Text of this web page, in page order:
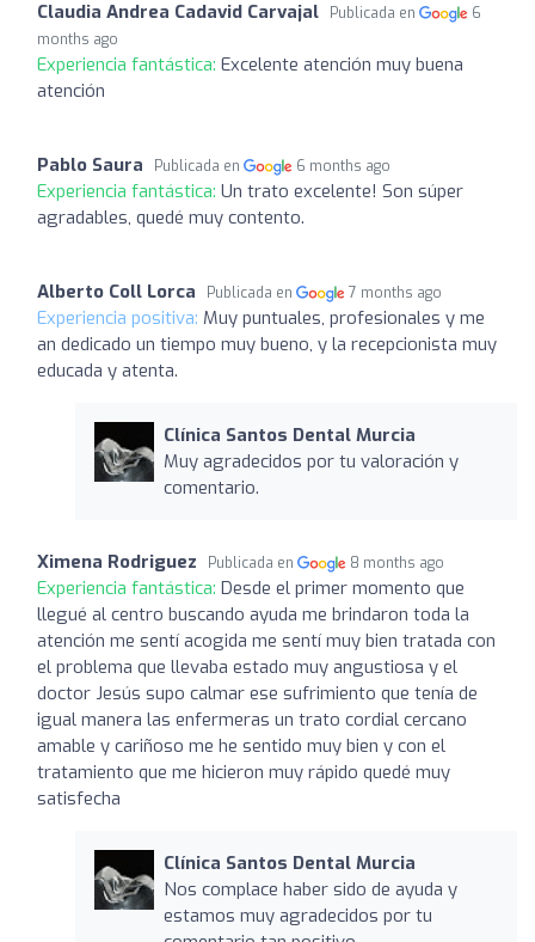
Claudia Andrea Cadavid Carvajal Publicada en
6
months ago
Experiencia fantástica: Excelente atención muy buena
atención
Pablo Saura Publicada en 6 months ago
Experiencia fantástica: Un trato excelente! Son súper
agradables, quedé muy contento.
Alberto Coll Lorca Publicada en 7 months ago
Experiencia positiva: Muy puntuales, profesionales y me
an dedicado un tiempo muy bueno, y la recepcionista muy
educada y atenta.
Clínica Santos Dental Murcia
Muy agradecidos por tu valoración y
comentario.
Ximena Rodriguez Publicada en 8 months ago
Experiencia fantástica: Desde el primer momento que
llegué al centro buscando ayuda me brindaron toda la
atención me sentí acogida me sentí muy bien tratada con
el problema que llevaba estado muy angustiosa y el
doctor Jesús supo calmar ese sufrimiento que tenía de
igual manera las enfermeras un trato cordial cercano
amable y cariñoso me he sentido muy bien y con el
tratamiento que me hicieron muy rápido quedé muy
satisfecha
Clínica Santos Dental Murcia
Nos complace haber sido de ayuda y
estamos muy agradecidos por tu